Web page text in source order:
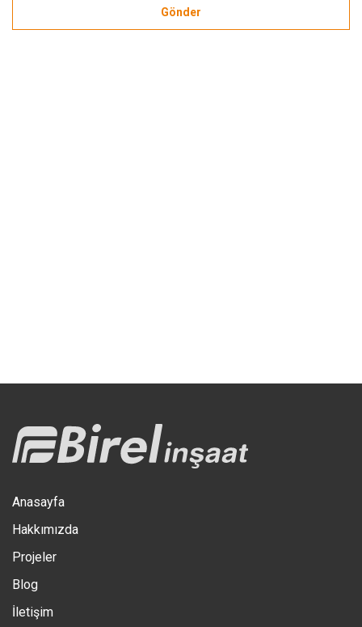
Anasayfa
Hakkımızda
Projeler
Blog
İletişim